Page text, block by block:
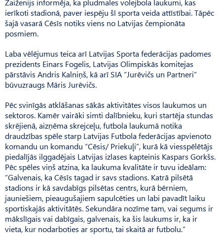
Zaiženijs informēja, ka pludmales volejbola laukumi, kas
ierīkoti stadionā, paver iespēju šī sporta veida attīstībai. Tāpēc
šajā vasarā Cēsīs notiks viens no Latvijas čempionāta
posmiem.
Laba vēlējumus teica arī Latvijas Sporta federācijas padomes
prezidents Einars Fogelis, Latvijas Olimpiskās komitejas
pārstāvis Andris Kalniņš, kā arī SIA “Jurēvičs un Partneri”
būvuzraugs Māris Jurēvičs.
Pēc svinīgās atklāšanas sākās aktivitātes visos laukumos un
sektoros. Kamēr vairāki simti dalībnieku, kuri startēja stundas
skrējienā, aizņēma skrejceļu, futbola laukumā notika
draudzības spēle starp Latvijas Futbola federācijas apvienoto
komandu un komandu “Cēsis/ Priekuļi”, kurā kā viesspēlētājs
piedalījās ilggadējais Latvijas izlases kapteinis Kaspars Gorkšs.
Pēc spēles viņš atzina, ka laukuma kvalitāte ir tuvu ideālam:
“Galvenais, ka Cēsīs tagad ir savs stadions. Katrā pilsētā
stadions ir kā savdabīgs pilsētas centrs, kurā bērniem,
jauniešiem, pieaugušajiem sapulcēties un labi pavadīt laiku
sportiskajās aktivitātēs. Sekundāra nozīme tam, vai segums ir
mākslīgais vai dabīgais, galvenais, ka šis laukums ir, ka ir
vieta, kur nodarboties ar sportu, tai skaitā ar futbolu.”